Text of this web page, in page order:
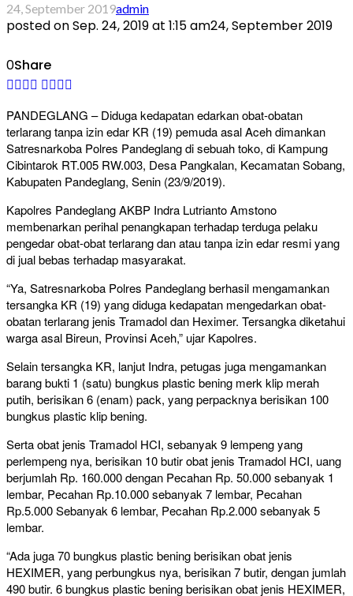
24, September 2019admin
posted onSep. 24, 2019 at 1:15 am24, September 2019
0Share
PANDEGLANG – Diduga kedapatan edarkan obat-obatan
terlarang tanpa izin edar KR (19) pemuda asal Aceh dimankan
Satresnarkoba Polres Pandeglang di sebuah toko, di Kampung
Cibintarok RT.005 RW.003, Desa Pangkalan, Kecamatan Sobang,
Kabupaten Pandeglang, Senin (23/9/2019).
Kapolres Pandeglang AKBP Indra Lutrianto Amstono
membenarkan perihal penangkapan terhadap terduga pelaku
pengedar obat-obat terlarang dan atau tanpa izin edar resmi yang
di jual bebas terhadap masyarakat.
“Ya, Satresnarkoba Polres Pandeglang berhasil mengamankan
tersangka KR (19) yang diduga kedapatan mengedarkan obat-
obatan terlarang jenis Tramadol dan Heximer. Tersangka diketahui
warga asal Bireun, Provinsi Aceh,” ujar Kapolres.
Selain tersangka KR, lanjut Indra, petugas juga mengamankan
barang bukti 1 (satu) bungkus plastic bening merk klip merah
putih, berisikan 6 (enam) pack, yang perpacknya berisikan 100
bungkus plastic klip bening.
Serta obat jenis Tramadol HCI, sebanyak 9 lempeng yang
perlempeng nya, berisikan 10 butir obat jenis Tramadol HCI, uang
berjumlah Rp. 160.000 dengan Pecahan Rp. 50.000 sebanyak 1
lembar, Pecahan Rp.10.000 sebanyak 7 lembar, Pecahan
Rp.5.000 Sebanyak 6 lembar, Pecahan Rp.2.000 sebanyak 5
lembar.
“Ada juga 70 bungkus plastic bening berisikan obat jenis
HEXIMER, yang perbungkus nya, berisikan 7 butir, dengan jumlah
490 butir. 6 bungkus plastic bening berisikan obat jenis HEXIMER,